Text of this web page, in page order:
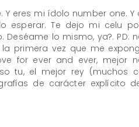
eres mi ídolo number one.
Te dejo mi celu
lo mismo, ya?. PD:
primera vez que me
for ever and ever, mejor
tu, el mejor rey (muchos
de carácter explícito